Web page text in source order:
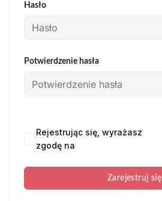
Hasło
Potwierdzenie hasła
Rejestrując się, wyrażasz
zgodę na
Zarejestruj się